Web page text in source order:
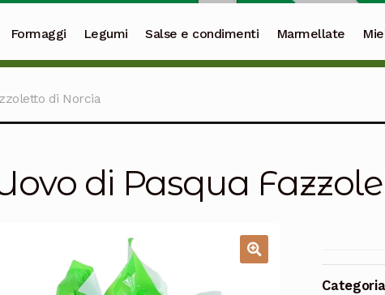
Formaggi Legumi Salse e condimenti Marmellate
di Norcia
di Pasqua